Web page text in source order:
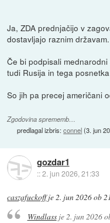
Ja, ZDA prednjačijo v
dostavljajo raznim državam.
Če bi podpisali
tudi Rusija in tega
So jih pa precej američani
Zgodovina sprememb…
predlagal izbris:connel(3. jun
gozdar1
::2. jun 2026, 21:33
caszafuckoffje2. jun 2026 ob
Windlassje2. jun 2026